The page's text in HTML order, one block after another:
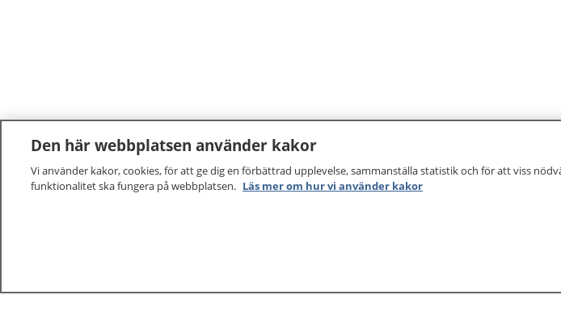
Den här webbplatsen använder kakor
Vi använder kakor, cookies, för att ge dig en förbättrad upplevelse, sammanställa statistik och för att viss
funktionalitet ska fungera på webbplatsen. Läs mer om hur vi använder kakor